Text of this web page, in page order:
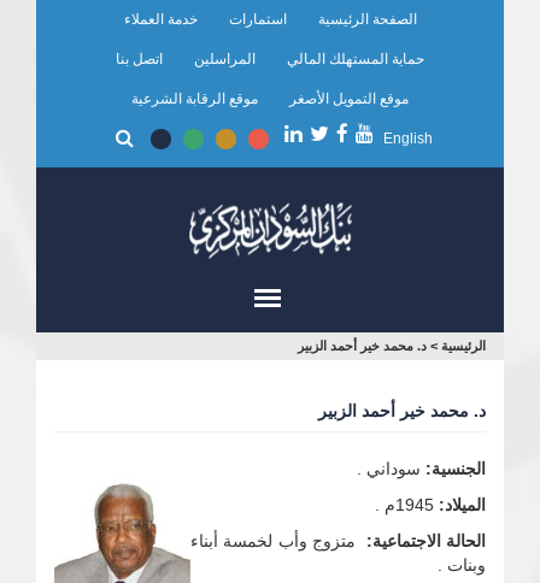
الصفحة الرئيسية استمارات خدمة العملاء
حماية المستهلك المالي المراسلين اتصل بنا
موقع التمويل الأصغر موقع الرقابة الشرعية
English
أنت
الرئيسية > د. محمد خير أحمد الزبير
د. محمد خير أحمد الزبير
الجنسية: سوداني .
الميلاد:
الحالة الاجتماعية: متزوج وأب لخمسة أبناء
وبنات .